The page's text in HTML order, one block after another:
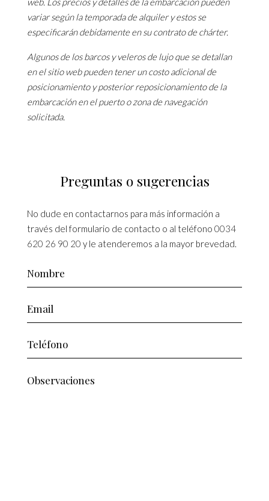
variar según la temporada de alquiler y estos se
especificarán debidamente en su contrato de chárter.
Algunos de los barcos y veleros de lujo que se detallan
en el sitio web pueden tener un costo adicional de
posicionamiento y posterior reposicionamiento de la
embarcación en el puerto o zona de navegación
solicitada.
Preguntas o sugerencias
No dude en contactarnos para más información a
través del formulario de contacto o al teléfono 0034
620 26 90 20 y le atenderemos a la mayor brevedad.